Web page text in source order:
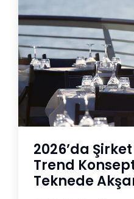
2026’da
Trend
Teknede